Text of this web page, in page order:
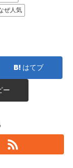
ぜ人気
はてブ
ー